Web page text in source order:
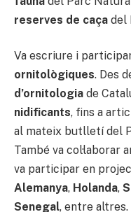
reserves de caça del
Va escriure i
ornitològiques. Des
d’ornitologia de
nidificants, fins a
al mateix butlletí del
També va col·laborar
va participar en
Alemanya, Holanda,
Senegal, entre altres.